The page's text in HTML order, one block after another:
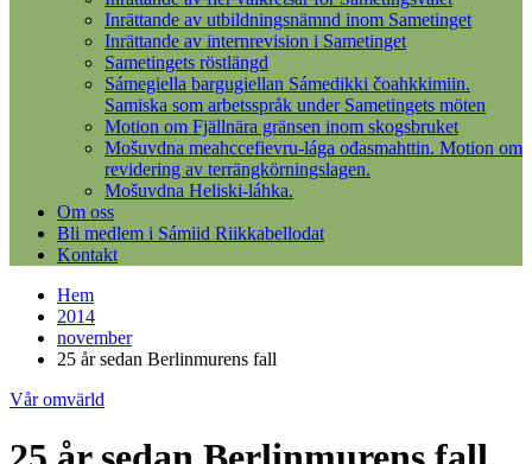
Inrättande av utbildningsnämnd inom Sametinget
Inrättande av internrevision i Sametinget
Sametingets röstlängd
Sámegiella bargugiellan Sámedikki čoahkkimiin.
Samiska som arbetsspråk under Sametingets möten
Motion om Fjällnära gränsen inom skogsbruket
Mošuvdna meahccefievru-lága ođasmahttin. Motion om
revidering av terrängkörningslagen.
Mošuvdna Heliski-láhka.
Om oss
Bli medlem i Sámiid Riikkabellodat
Kontakt
Hem
2014
november
25 år sedan Berlinmurens fall
Vår omvärld